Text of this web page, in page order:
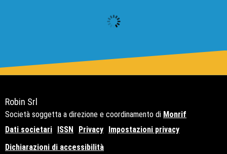
Robin Srl
Società soggetta a direzione e coordinamento di Monrif
Dati societari
ISSN Privacy
Impostazioni privacy
Dichiarazioni di accessibilità